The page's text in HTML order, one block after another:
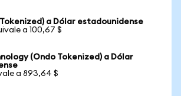
a Dólar estadounidense
a 100,67 $
(Ondo Tokenized) a Dólar
a 893,64 $